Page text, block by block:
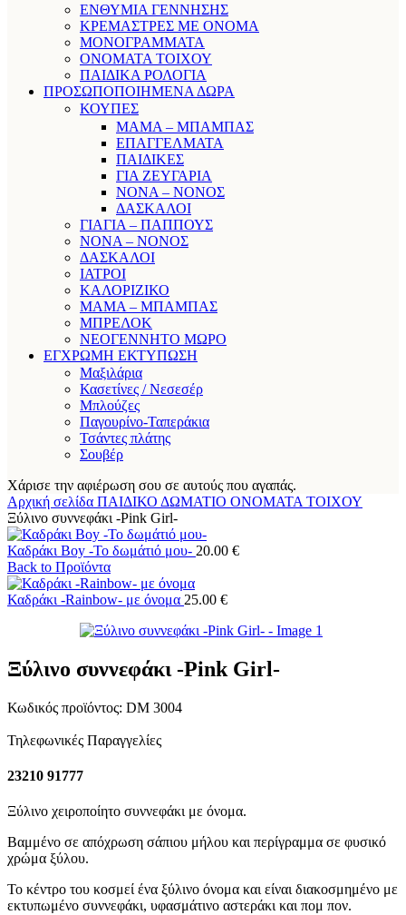
ΕΝΘΥΜΙΑ ΓΕΝΝΗΣΗΣ
ΚΡΕΜΑΣΤΡΕΣ ΜΕ ΟΝΟΜΑ
ΜΟΝΟΓΡΑΜΜΑΤΑ
ΟΝΟΜΑΤΑ ΤΟΙΧΟΥ
ΠΑΙΔΙΚΑ ΡΟΛΟΓΙΑ
ΠΡΟΣΩΠΟΠΟΙΗΜΕΝΑ ΔΩΡΑ
ΚΟΥΠΕΣ
ΜΑΜΑ – ΜΠΑΜΠΑΣ
ΕΠΑΓΓΕΛΜΑΤΑ
ΠΑΙΔΙΚΕΣ
ΓΙΑ ΖΕΥΓΑΡΙΑ
ΝΟΝΑ – ΝΟΝΟΣ
ΔΑΣΚΑΛΟΙ
ΓΙΑΓΙΑ – ΠΑΠΠΟΥΣ
ΝΟΝΑ – ΝΟΝΟΣ
ΔΑΣΚΑΛΟΙ
ΙΑΤΡΟΙ
ΚΑΛΟΡΙΖΙΚΟ
ΜΑΜΑ – ΜΠΑΜΠΑΣ
ΜΠΡΕΛΟΚ
ΝΕΟΓΕΝΝΗΤΟ ΜΩΡΟ
ΕΓΧΡΩΜΗ ΕΚΤΥΠΩΣΗ
Μαξιλάρια
Κασετίνες / Νεσεσέρ
Μπλούζες
Παγουρίνο-Ταπεράκια
Τσάντες πλάτης
Σουβέρ
Χάρισε την αφιέρωση σου σε αυτούς που αγαπάς.
Αρχική σελίδα ΠΑΙΔΙΚΟ ΔΩΜΑΤΙΟ ΟΝΟΜΑΤΑ ΤΟΙΧΟΥ
Ξύλινο συννεφάκι -Pink Girl-
Καδράκι Boy -Το δωμάτιό μου- 20.00 €
Back to Προϊόντα
Καδράκι -Rainbow- με όνομα 25.00 €
Ξύλινο συννεφάκι -Pink Girl-
Κωδικός προϊόντος: DM 3004
Τηλεφωνικές Παραγγελίες
23210 91777
Ξύλινο χειροποίητο συννεφάκι με όνομα.
Βαμμένο σε απόχρωση σάπιου μήλου και περίγραμμα σε φυσικό
χρώμα ξύλου.
Το κέντρο του κοσμεί ένα ξύλινο όνομα και είναι διακοσμημένο με
εκτυπωμένο συννεφάκι, υφασμάτινο αστεράκι και πομ πον.